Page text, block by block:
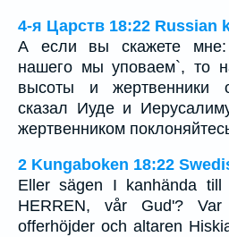
4-я Царств 18:22 Russian
А если вы скажете
нашего мы уповаем`, то
высоты и жертвенники
сказал Иуде и
жертвенником
2 Kungaboken 18:22
Eller sägen I kanhända
HERREN, vår Gud'?
offerhöjder och altaren